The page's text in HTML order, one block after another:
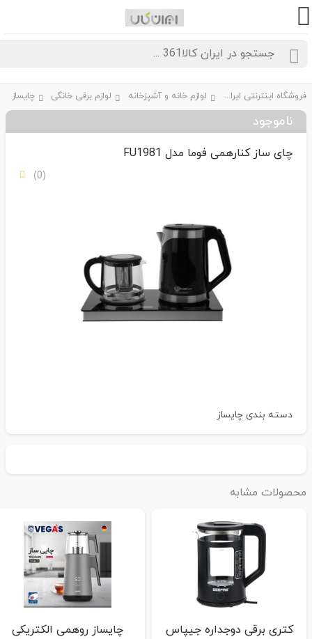
فروشگاه اینترنتی ایران کالا361 لوازم خانه و آشپزخانه لوازم برقی خانگی چایساز
ناموجود
چای ساز کنارهمی فوما مدل FU1981
دسته بندیچایساز
مشابه
کتری برقی دوجداره جیپاس
چایساز روهمی الکتریکی